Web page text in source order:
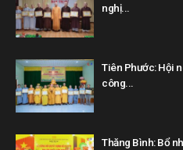
nghị...
Tiên Phước: Hội
công...
Thăng Bình: Bổ